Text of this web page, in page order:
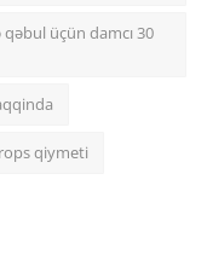
üçün damcı 30
qiymeti